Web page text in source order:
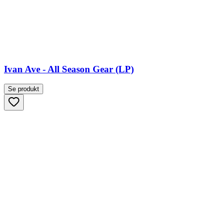
Ivan Ave - All Season Gear (LP)
Se produkt